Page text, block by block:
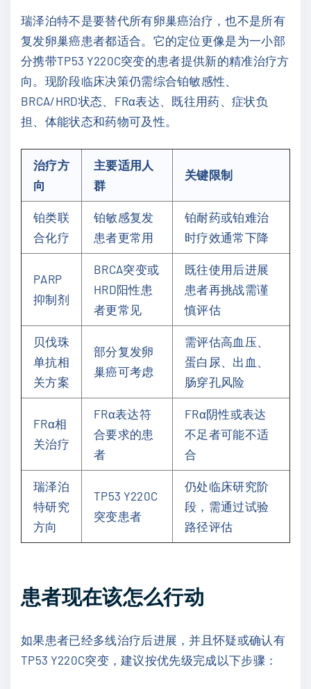
瑞泽泊特不是要替代所有卵巢癌治疗，也不是所有
复发卵巢癌患者都适合。它的定位更像是为一小部
分携带TP53 Y220C突变的患者提供新的精准治疗方
向。现阶段临床决策仍需综合铂敏感性、
BRCA/HRD状态、FRα表达、既往用药、症状负
担、体能状态和药物可及性。
治疗方
向
主要适用人
群
关键限制
铂类联
合化疗
铂敏感复发
患者更常用
铂耐药或铂难治
时疗效通常下降
PARP
抑制剂
BRCA突变或
HRD阳性患
者更常见
既往使用后进展
患者再挑战需谨
慎评估
贝伐珠
单抗相
关方案
部分复发卵
巢癌可考虑
需评估高血压、
蛋白尿、出血、
肠穿孔风险
FRα相
关治疗
FRα表达符
合要求的患
者
FRα阴性或表达
不足者可能不适
合
瑞泽泊
特研究
方向
TP53 Y220C
突变患者
仍处临床研究阶
段，需通过试验
路径评估
患者现在该怎么行动
如果患者已经多线治疗后进展，并且怀疑或确认有
TP53 Y220C突变，建议按优先级完成以下步骤：